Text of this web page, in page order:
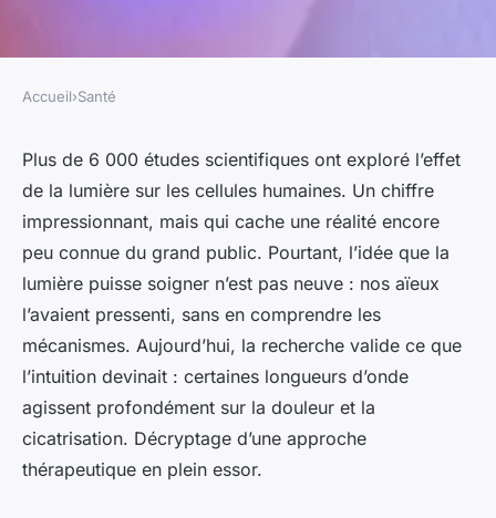
Les bienfaits de la
photobiomodulation pour les
douleurs et la cicatrisation
Luigi•15/04/2026 11:28•9 min de lecture
Accueil›Santé
Plus de 6 000 études scientifiques ont exploré l’effet
de la lumière sur les cellules humaines. Un chiffre
impressionnant, mais qui cache une réalité encore
peu connue du grand public. Pourtant, l’idée que la
lumière puisse soigner n’est pas neuve : nos aïeux
l’avaient pressenti, sans en comprendre les
mécanismes. Aujourd’hui, la recherche valide ce que
l’intuition devinait : certaines longueurs d’onde
agissent profondément sur la douleur et la
cicatrisation. Décryptage d’une approche
thérapeutique en plein essor.